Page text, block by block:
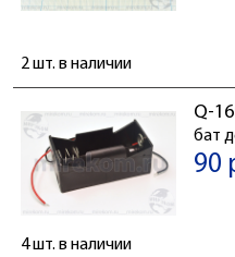
2 шт. в наличии
Q-
бат
90
4 шт. в наличии